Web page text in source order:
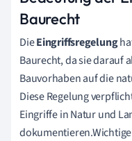
Baurecht
DieEingriffsregelung
Baurecht, da sie darauf
Bauvorhaben auf die
Diese Regelung
Eingriffe in Natur und